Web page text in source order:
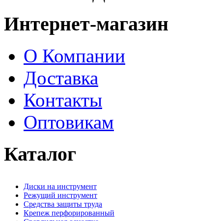
Интернет-магазин
О Компании
Доставка
Контакты
Оптовикам
Каталог
Диски на инструмент
Режущий инструмент
Средства защиты труда
Крепеж перфорированный